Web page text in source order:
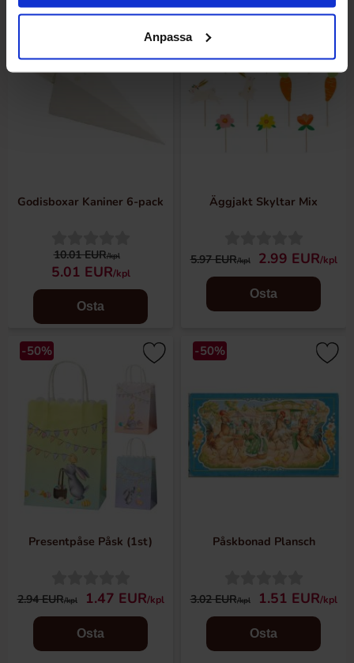
Anpassa
-50%
Godisboxar Kaniner 6-pack
10.01 EUR/kpl
5.01 EUR/kpl
Osta
-50%
Äggjakt Skyltar Mix
5.97 EUR/kpl 2.99 EUR/kpl
Osta
-50%
Presentpåse Påsk (1st)
2.94 EUR/kpl 1.47 EUR/kpl
Osta
-50%
Påskbonad Plansch
3.02 EUR/kpl 1.51 EUR/kpl
Osta